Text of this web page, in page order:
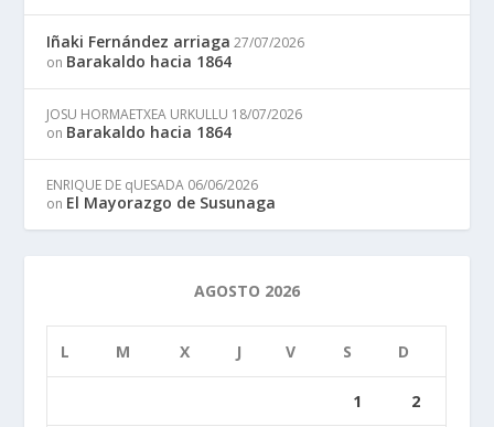
Iñaki Fernández arriaga 27/07/2026
on Barakaldo hacia 1864
JOSU HORMAETXEA URKULLU 18/07/2026
on Barakaldo hacia 1864
ENRIQUE DE qUESADA 06/06/2026
on El Mayorazgo de Susunaga
AGOSTO 2026
L M X J V S D
1 2